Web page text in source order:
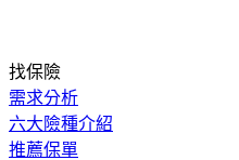
找保險
需求分析
六大險種介紹
推薦保單